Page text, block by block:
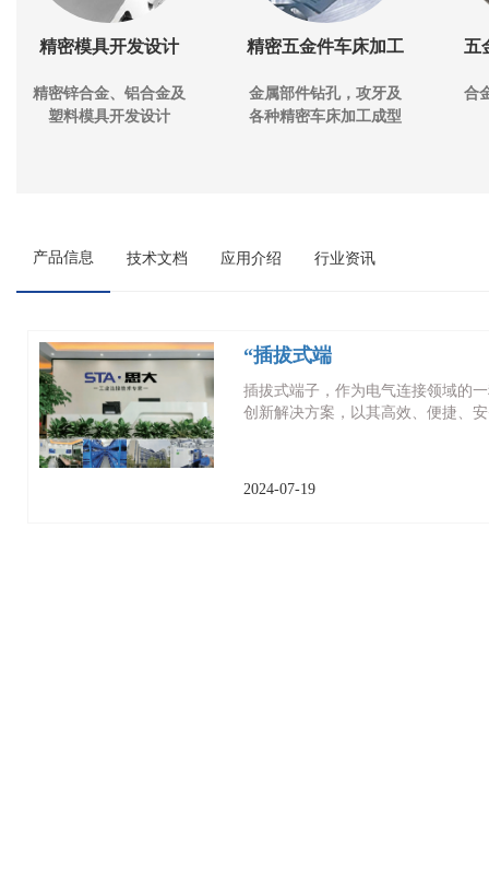
精密模具开发设计
精密锌合金、铝合金及
塑料模具开发设计
精密五金件车床加工
金属部件钻孔，攻牙及
各种精密车床加工成型
五
合
产品信息 技术文档 应用介绍 行业资讯
“插拔式端
插拔式端子，作为电气连接领域的
创新解决方案，以其高效、便捷、
2024-07-19